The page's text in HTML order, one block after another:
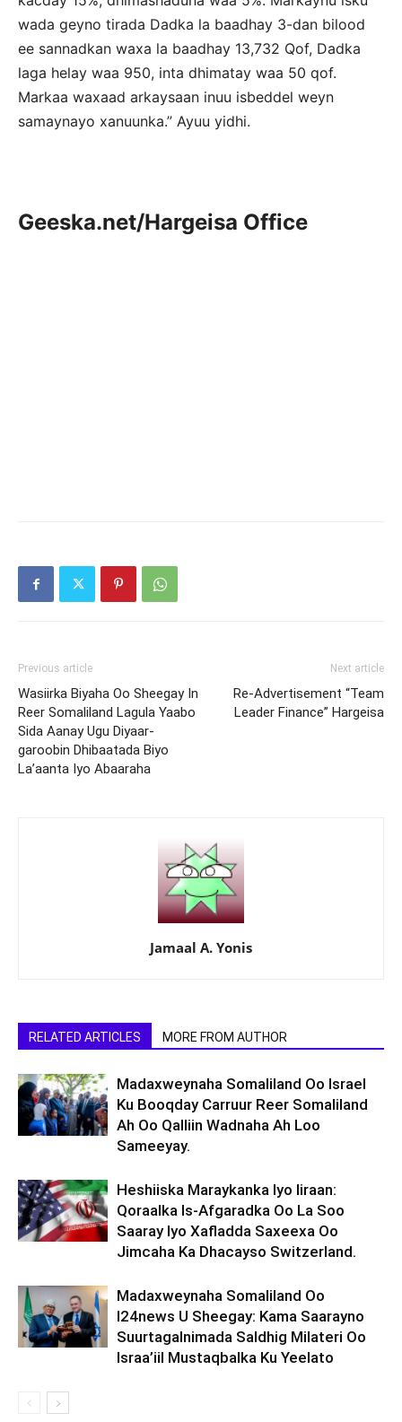
wada geyno tirada Dadka la baadhay 3-dan bilood
ee sannadkan waxa la baadhay 13,732 Qof, Dadka
laga helay waa 950, inta dhimatay waa 50 qof.
Markaa waxaad arkaysaan inuu isbeddel weyn
samaynayo xanuunka.” Ayuu yidhi.
Geeska.net/Hargeisa Office
Previous article
Wasiirka Biyaha Oo Sheegay In
Reer Somaliland Lagula Yaabo
Sida Aanay Ugu Diyaar-
garoobin Dhibaatada Biyo
La’aanta Iyo Abaaraha
Next article
Re-Advertisement “Team
Leader Finance” Hargeisa
Jamaal A. Yonis
RELATED ARTICLES MORE FROM AUTHOR
Madaxweynaha Somaliland Oo Israel
Ku Booqday Carruur Reer Somaliland
Ah Oo Qalliin Wadnaha Ah Loo
Sameeyay.
Heshiiska Maraykanka Iyo Iiraan:
Qoraalka Is-Afgaradka Oo La Soo
Saaray Iyo Xafladda Saxeexa Oo
Jimcaha Ka Dhacayso Switzerland.
Madaxweynaha Somaliland Oo
I24news U Sheegay: Kama Saarayno
Suurtagalnimada Saldhig Milateri Oo
Israa’iil Mustaqbalka Ku Yeelato